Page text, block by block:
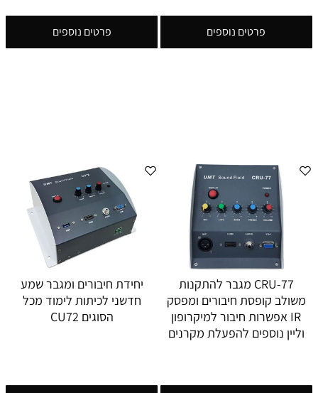
פרטים נוספים פרטים נוספים
CRU-77 מגבר להתקנות
משולב קופסת חיבורים ומפסק
IR אפשרות חיבור למיקרופון
וליין נוספים להפעלת מקרנים
יחידת חיבורים ומגבר שמע
חדשני לכיתות לימוד מכל
הסוגים CU72